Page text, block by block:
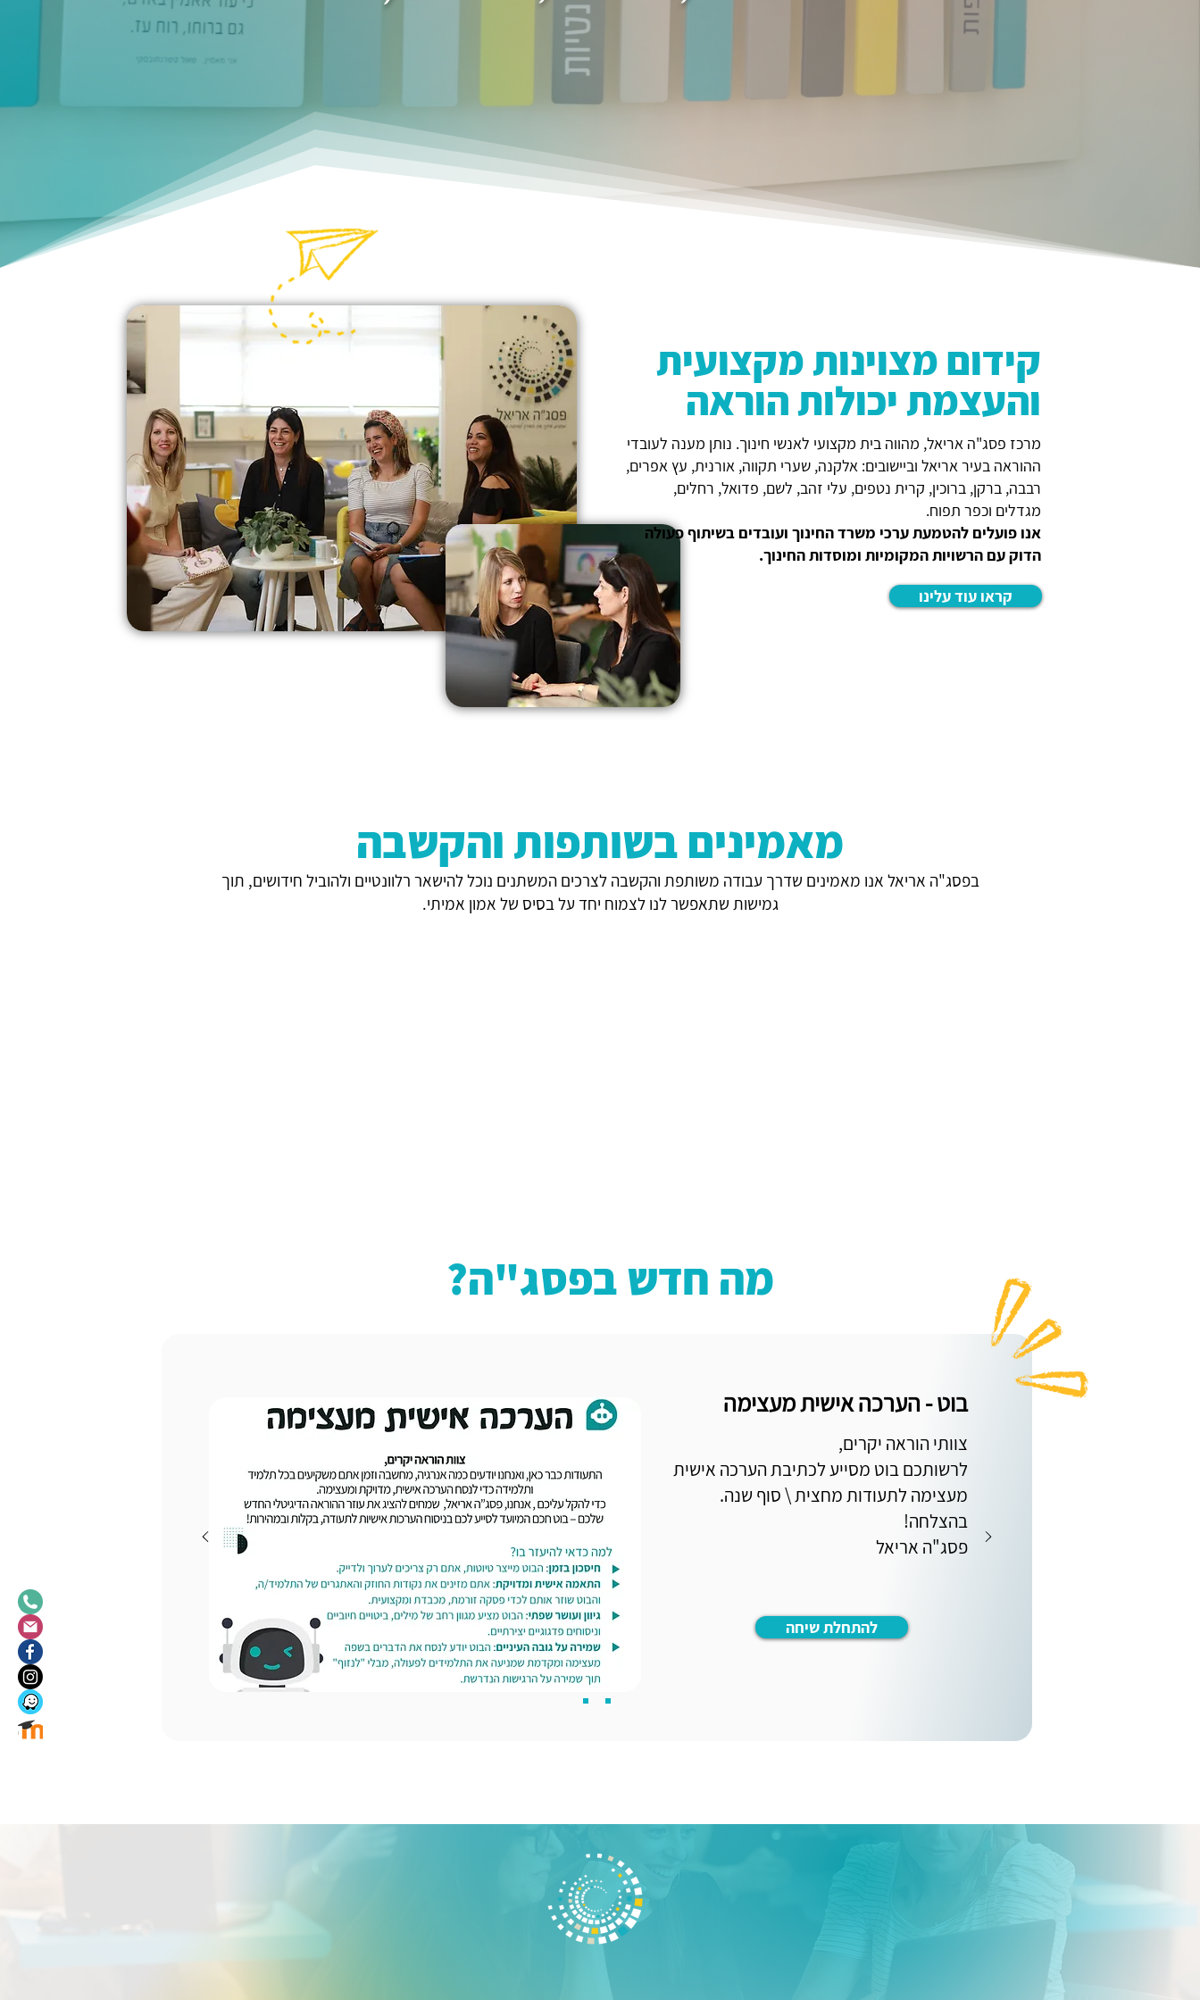
קידום מצוינות מקצועית
והעצמת יכולות הוראה
מרכז פסג"ה אריאל, מהווה בית מקצועי לאנשי חינוך. נותן מענה לעובדי
ההוראה בעיר אריאל וביישובים: אלקנה, שערי תקווה, אורנית, עץ אפרים,
רבבה, ברקן, ברוכין, קרית נטפים, עלי זהב, לשם, פדואל, רחלים,
מגדלים וכפר תפוח.
אנו פועלים להטמעת ערכי משרד החינוך ועובדים בשיתוף פעולה
הדוק עם הרשויות המקומיות ומוסדות החינוך.
קראו עוד עלינו
מאמינים בשותפות והקשבה
בפסג"ה אריאל אנו מאמינים שדרך עבודה משותפת והקשבה לצרכים המשתנים נוכל להישאר רלוונטיים ולהוביל חידושים, תוך
גמישות שתאפשר לנו לצמוח יחד על בסיס של אמון אמיתי.
מה חדש בפסג"ה?
בוט - הערכה אישית מעצימה
צוותי הוראה יקרים,
לרשותכם בוט מסייע לכתיבת הערכה אישית
מעצימה לתעודות מחצית \ סוף שנה.
בהצלחה!
פסג"ה אריאל
להתחלת שיחה